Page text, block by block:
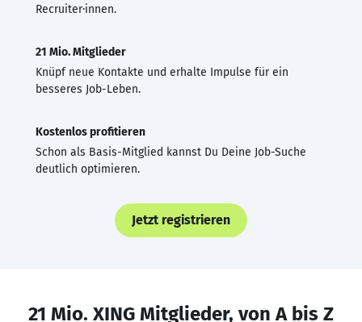
Recruiter·innen.
21 Mio. Mitglieder
Knüpf neue Kontakte und erhalte Impulse für ein
besseres Job-Leben.
Kostenlos profitieren
Schon als Basis-Mitglied kannst Du Deine Job-Suche
deutlich optimieren.
Jetzt registrieren
21 Mio. XING Mitglieder, von A bis Z